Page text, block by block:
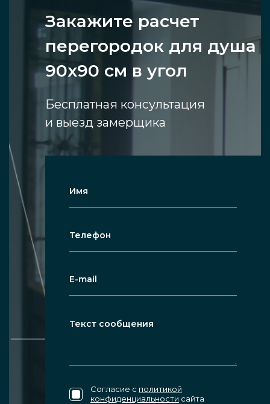
Закажите расчет
перегородок для душа
90х90 см в угол
Бесплатная консультация
и выезд замерщика
Согласие с политикой
конфиденциальности сайта